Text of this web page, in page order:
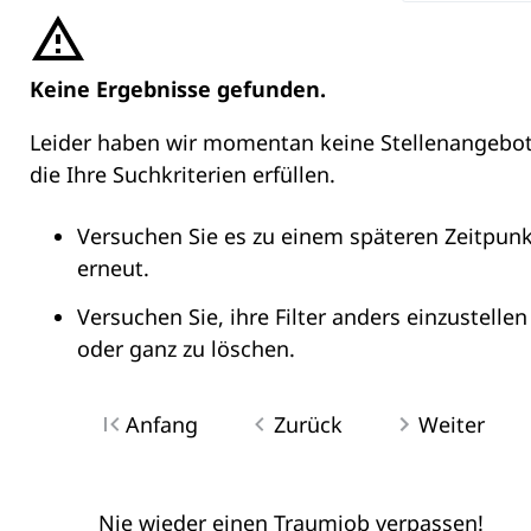
Keine Ergebnisse gefunden.
Leider haben wir momentan keine
die Ihre Suchkriterien erfüllen.
Versuchen Sie es zu einem späteren
erneut.
Versuchen Sie, ihre Filter anders einzustellen
oder ganz zu löschen.
Anfang Zurück Weiter
Nie wieder einen Traumjob verpassen!